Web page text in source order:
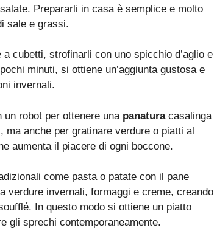
Prepararli in casa è semplice e molto
sale e grassi.
cubetti, strofinarli con uno spicchio d’aglio e
minuti, si ottiene un’aggiunta gustosa e
invernali.
robot per ottenere una panaturacasalinga
anche per gratinare verdure o piatti al
aumenta il piacere di ogni boccone.
come pasta o patate con il pane
verdure invernali, formaggi e creme, creando
In questo modo si ottiene un piatto
gli sprechi contemporaneamente.